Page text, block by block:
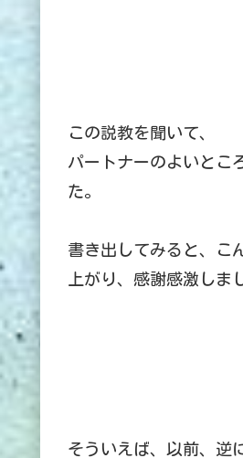
この説教を聞いて、
パートナーのよいとこ
た。
書き出してみると、こ
上がり、感謝感激しま
そういえば、以前、逆